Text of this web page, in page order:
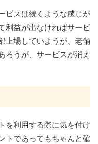
ビスは続くような感じが
利益が出なければサービ
上場していようが、老舗
ろうが、サービスが消え
を利用する際に気を付け
トであってもちゃんと確